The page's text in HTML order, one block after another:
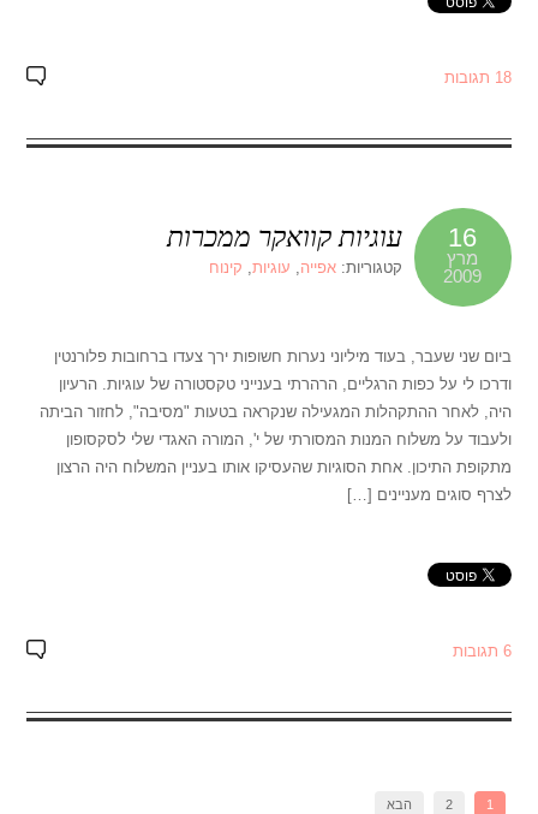
18 תגובות
16
מרץ
2009
עוגיות קוואקר ממכרות
קטגוריות:אפייה, עוגיות, קינוח
ביום שני שעבר, בעוד מיליוני נערות חשופות ירך צעדו ברחובות פלורנטין
ודרכו לי על כפות הרגליים, הרהרתי בענייני טקסטורה של עוגיות. הרעיון
היה, לאחר ההתקהלות המגעילה שנקראה בטעות "מסיבה", לחזור הביתה
ולעבוד על משלוח המנות המסורתי של י', המורה האגדי שלי לסקסופון
מתקופת התיכון. אחת הסוגיות שהעסיקו אותו בעניין המשלוח היה הרצון
לצרף סוגים מעניינים […]
6 תגובות
1
2 הבא